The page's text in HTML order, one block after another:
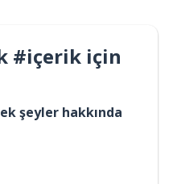
#içerik için
şeyler hakkında